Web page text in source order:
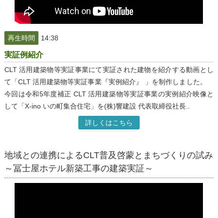
再生時間 14:38
実証例紹介
CLT 活用建築物等実証事業にて実証された建物を紹介する動画とし
て「CLT 活用建築物等実証事業『実例紹介』 」を制作しました。
今回は令和5年度補正 CLT 活用建築物等実証事業の実例紹介映像と
して「X-ino いの町集合住宅」を(株)響建設 代表取締役社長..
詳しくはこちら
地域との連携によるCLT普及啓蒙とまちづくりの試み
～冨士屋ホテル新築工事の建築実証～